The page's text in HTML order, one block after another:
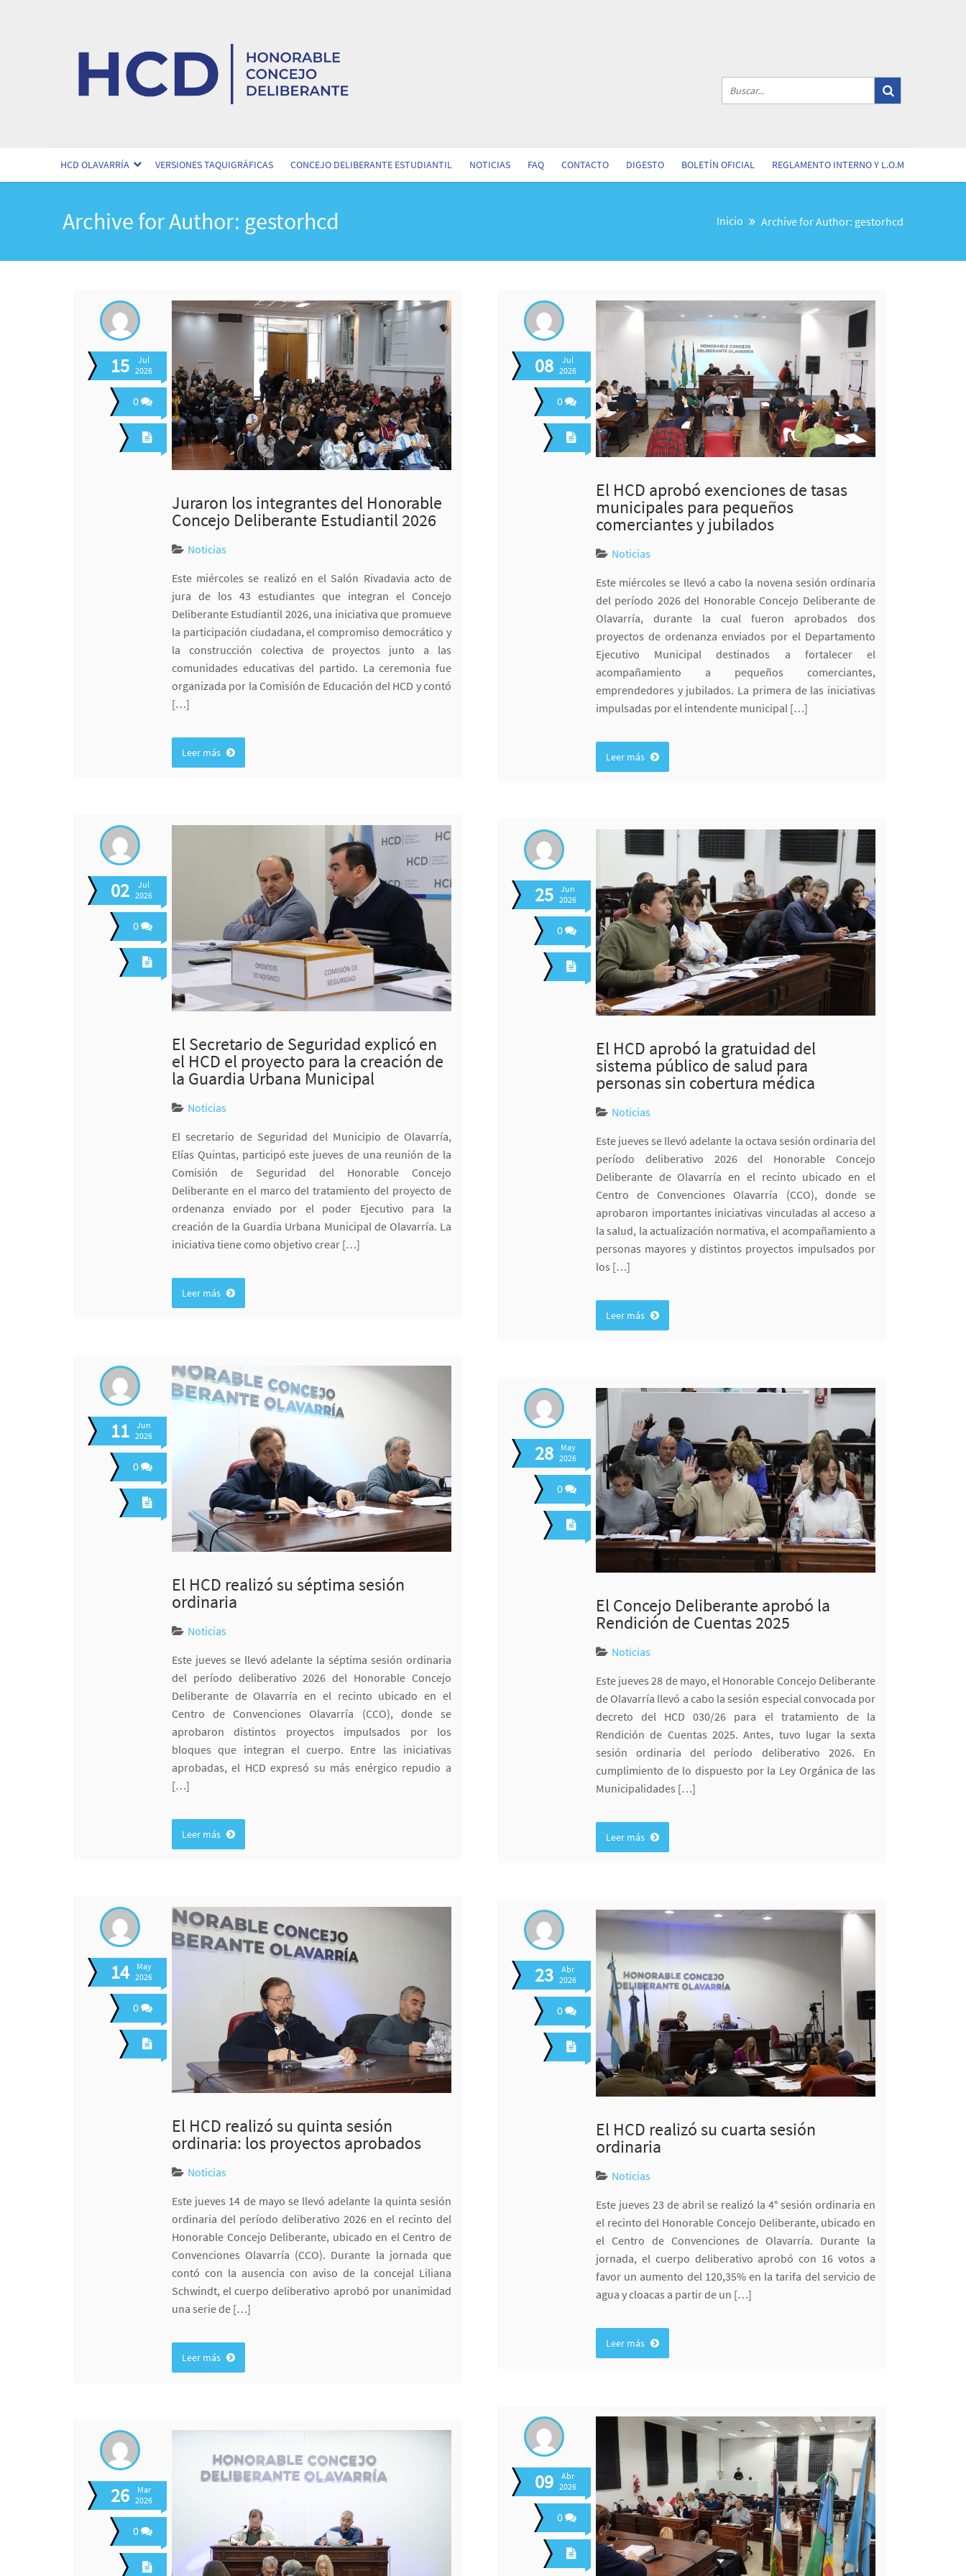
HCD OLAVARRÍA VERSIONES TAQUIGRÁFICAS CONCEJO DELIBERANTE ESTUDIANTIL NOTICIAS FAQ CONTACTO DIGESTO BOLETÍN OFICIAL REGLAMENTO INTERNO Y L.O.M
Archive for Author: gestorhcd Inicio Archive for Author: gestorhcd
15
Jul
2026
0
Juraron los integrantes del Honorable
Concejo Deliberante Estudiantil 2026
Noticias
Este miércoles se realizó en el Salón Rivadavia acto de
jura de los 43 estudiantes que integran el Concejo
Deliberante Estudiantil 2026, una iniciativa que promueve
la participación ciudadana, el compromiso democrático y
la construcción colectiva de proyectos junto a las
comunidades educativas del partido. La ceremonia fue
organizada por la Comisión de Educación del HCD y contó
[…]
Leer más
08
Jul
2026
0
El HCD aprobó exenciones de tasas
municipales para pequeños
comerciantes y jubilados
Noticias
Este miércoles se llevó a cabo la novena sesión ordinaria
del período 2026 del Honorable Concejo Deliberante de
Olavarría, durante la cual fueron aprobados dos
proyectos de ordenanza enviados por el Departamento
Ejecutivo Municipal destinados a fortalecer el
acompañamiento a pequeños comerciantes,
emprendedores y jubilados. La primera de las iniciativas
impulsadas por el intendente municipal […]
Leer más
02
Jul
2026
0
El Secretario de Seguridad explicó en
el HCD el proyecto para la creación de
la Guardia Urbana Municipal
Noticias
El secretario de Seguridad del Municipio de Olavarría,
Elías Quintas, participó este jueves de una reunión de la
Comisión de Seguridad del Honorable Concejo
Deliberante en el marco del tratamiento del proyecto de
ordenanza enviado por el poder Ejecutivo para la
creación de la Guardia Urbana Municipal de Olavarría. La
iniciativa tiene como objetivo crear […]
Leer más
25
Jun
2026
0
El HCD aprobó la gratuidad del
sistema público de salud para
personas sin cobertura médica
Noticias
Este jueves se llevó adelante la octava sesión ordinaria del
período deliberativo 2026 del Honorable Concejo
Deliberante de Olavarría en el recinto ubicado en el
Centro de Convenciones Olavarría (CCO), donde se
aprobaron importantes iniciativas vinculadas al acceso a
la salud, la actualización normativa, el acompañamiento a
personas mayores y distintos proyectos impulsados por
los […]
Leer más
11
Jun
2026
0
El HCD realizó su séptima sesión
ordinaria
Noticias
Este jueves se llevó adelante la séptima sesión ordinaria
del período deliberativo 2026 del Honorable Concejo
Deliberante de Olavarría en el recinto ubicado en el
Centro de Convenciones Olavarría (CCO), donde se
aprobaron distintos proyectos impulsados por los
bloques que integran el cuerpo. Entre las iniciativas
aprobadas, el HCD expresó su más enérgico repudio a
[…]
Leer más
28
May
2026
0
El Concejo Deliberante aprobó la
Rendición de Cuentas 2025
Noticias
Este jueves 28 de mayo, el Honorable Concejo Deliberante
de Olavarría llevó a cabo la sesión especial convocada por
decreto del HCD 030/26 para el tratamiento de la
Rendición de Cuentas 2025. Antes, tuvo lugar la sexta
sesión ordinaria del período deliberativo 2026. En
cumplimiento de lo dispuesto por la Ley Orgánica de las
Municipalidades […]
Leer más
14
May
2026
0
El HCD realizó su quinta sesión
ordinaria: los proyectos aprobados
Noticias
Este jueves 14 de mayo se llevó adelante la quinta sesión
ordinaria del período deliberativo 2026 en el recinto del
Honorable Concejo Deliberante, ubicado en el Centro de
Convenciones Olavarría (CCO). Durante la jornada que
contó con la ausencia con aviso de la concejal Liliana
Schwindt, el cuerpo deliberativo aprobó por unanimidad
una serie de […]
Leer más
23
Abr
2026
0
El HCD realizó su cuarta sesión
ordinaria
Noticias
Este jueves 23 de abril se realizó la 4° sesión ordinaria en
el recinto del Honorable Concejo Deliberante, ubicado en
el Centro de Convenciones de Olavarría. Durante la
jornada, el cuerpo deliberativo aprobó con 16 votos a
favor un aumento del 120,35% en la tarifa del servicio de
agua y cloacas a partir de un […]
Leer más
09
Abr
2026
0
26
Mar
2026
0